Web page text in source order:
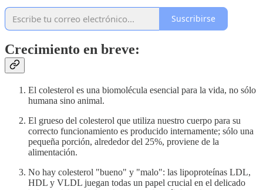
Suscribirse
Crecimiento en breve:
El colesterol es una biomolécula esencial para la vida, no sólo
humana sino animal.
El grueso del colesterol que utiliza nuestro cuerpo para su
correcto funcionamiento es producido internamente; sólo una
pequeña porción, alrededor del 25%, proviene de la
alimentación.
No hay colesterol "bueno" y "malo": las lipoproteínas LDL,
HDL y VLDL juegan todas un papel crucial en el delicado